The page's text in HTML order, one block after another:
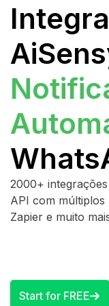
2000+
API com múltiplos
Zapier e muito
Start for FREE